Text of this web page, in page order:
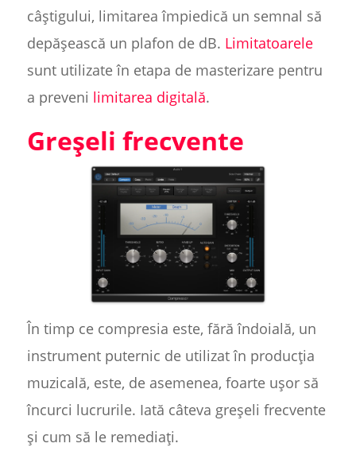
câștigului, limitarea împiedică un semnal să
depășească un plafon de dB. Limitatoarele
sunt utilizate în etapa de masterizare pentru
a preveni limitarea digitală.
Greșeli frecvente
În timp ce compresia este, fără îndoială, un
instrument puternic de utilizat în producția
muzicală, este, de asemenea, foarte ușor să
încurci lucrurile. Iată câteva greșeli frecvente
și cum să le remediați.